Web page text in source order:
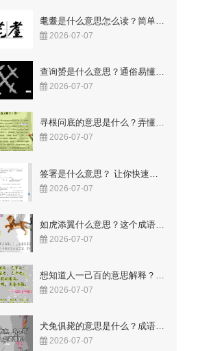
2026-07-07
查询赟是什么意思？通俗易懂的解释来了
2026-07-07
寻根问底的意思是什么？弄懂这两个字让你豁然开朗！
2026-07-07
2026-07-07
2026-07-07
想知道人一己百的意思解释？这几点让你一看就懂！
2026-07-07
犬兔俱毙的意思是什么？成语故事告诉你答案！
2026-07-07